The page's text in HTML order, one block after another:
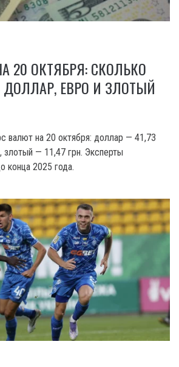
20 ОКТЯБРЯ: СКОЛЬКО
ДОЛЛАР, ЕВРО И ЗЛОТЫЙ
валют на 20 октября: доллар — 41,73
злотый — 11,47 грн. Эксперты
конца 2025 года.